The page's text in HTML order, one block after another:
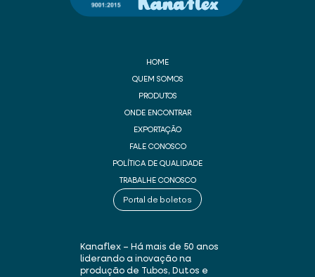
HOME
QUEM SOMOS
PRODUTOS
ONDE ENCONTRAR
EXPORTAÇÃO
FALE CONOSCO
POLÍTICA DE QUALIDADE
TRABALHE CONOSCO
Portal de boletos
Kanaflex – Há mais de 50 anos
liderando a inovação na
produção de Tubos, Dutos e